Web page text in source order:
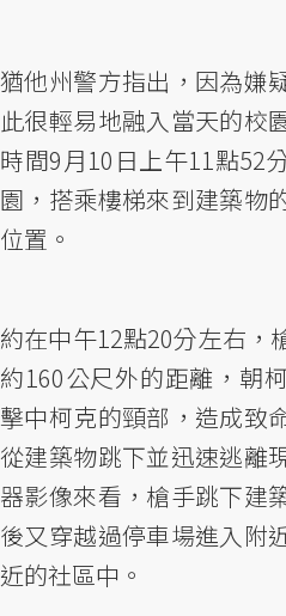
猶他州警方指出，因為嫌
此很輕易地融入當天的校
時間9月10日上午11點52
園，搭乘樓梯來到建築物
位置。
約在中午12點20分左右，
約160公尺外的距離，朝
擊中柯克的頸部，造成致
從建築物跳下並迅速逃離
器影像來看，槍手跳下建
後又穿越過停車場進入附
近的社區中。